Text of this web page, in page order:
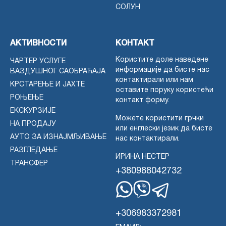
СОЛУН
АКТИВНОСТИ
ЧАРТЕР УСЛУГЕ
ВАЗДУШНОГ САОБРАЋАЈА
КРСТАРЕЊЕ И ЈАХТЕ
РОЊЕЊЕ
ЕКСКУРЗИЈЕ
НА ПРОДАЈУ
АУТО ЗА ИЗНАЈМЉИВАЊЕ
РАЗГЛЕДАЊЕ
ТРАНСФЕР
КОНТАКТ
Користите доле наведене
информације да бисте нас
контактирали или нам
оставите поруку користећи
контакт форму.
Можете користити грчки
или енглески језик да бисте
нас контактирали.
ИРИНА НЕСТЕР
+380988042732
+306983372981